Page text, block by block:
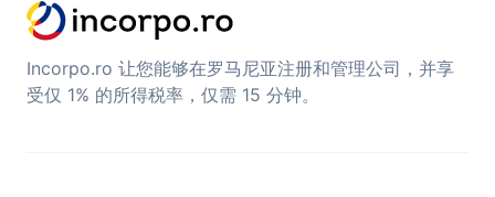
Incorpo.ro 让您能够在罗马尼亚注册和管理公司，并享
受仅 1% 的所得税率，仅需 15 分钟。